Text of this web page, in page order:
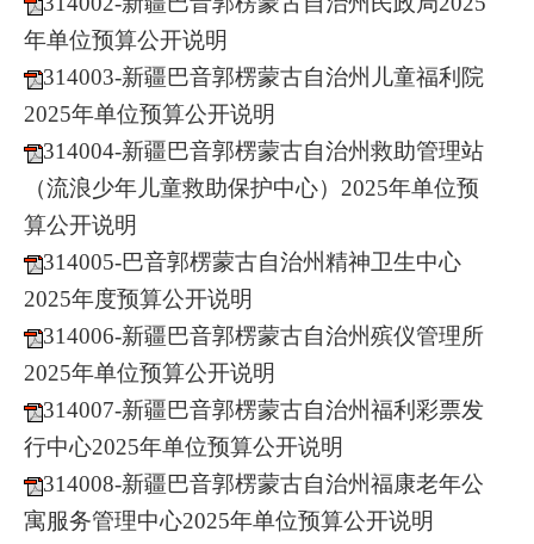
年单位预算公开说明
314003-新疆巴音郭楞蒙古自治州儿童福利院
2025年单位预算公开说明
314004-新疆巴音郭楞蒙古自治州救助管理站
（流浪少年儿童救助保护中心）2025年单位预
算公开说明
314005-巴音郭楞蒙古自治州精神卫生中心
2025年度预算公开说明
314006-新疆巴音郭楞蒙古自治州殡仪管理所
2025年单位预算公开说明
314007-新疆巴音郭楞蒙古自治州福利彩票发
行中心2025年单位预算公开说明
314008-新疆巴音郭楞蒙古自治州福康老年公
寓服务管理中心2025年单位预算公开说明